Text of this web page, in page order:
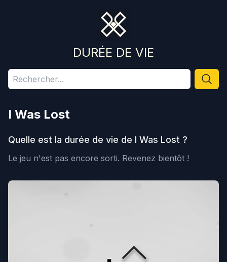
DURÉE DE VIE
I Was Lost
Quelle est la durée de vie de I Was Lost ?
Le jeu n'est pas encore sorti. Revenez bientôt !